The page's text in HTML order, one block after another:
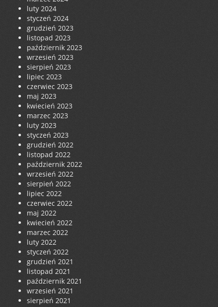
luty 2024
styczeń 2024
grudzień 2023
listopad 2023
październik 2023
wrzesień 2023
sierpień 2023
lipiec 2023
czerwiec 2023
maj 2023
kwiecień 2023
marzec 2023
luty 2023
styczeń 2023
grudzień 2022
listopad 2022
październik 2022
wrzesień 2022
sierpień 2022
lipiec 2022
czerwiec 2022
maj 2022
kwiecień 2022
marzec 2022
luty 2022
styczeń 2022
grudzień 2021
listopad 2021
październik 2021
wrzesień 2021
sierpień 2021